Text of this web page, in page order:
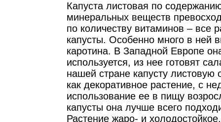
Капуста листовая по
минеральных веществ
по количеству витаминов – все
капусты. Особенно много в ней
каротина. В Западной Европе
используется, из нее готовят
нашей стране капусту
как декоративное растение, с
использование ее в пищу
капусты она лучше всего
Растение жаро- и